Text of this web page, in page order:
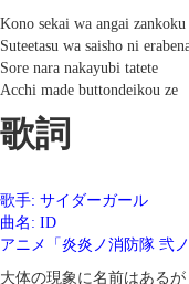
Kono sekai wa angai zankoku
Suteetasu wa saisho ni
Sore nara nakayubi tatete
Acchi made buttondeikou ze
歌詞
歌手: サイダーガール
曲名: ID
アニメ「炎炎ノ消防隊 弐
大体の現象に名前はあるが